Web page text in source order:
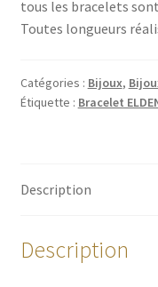
tous les bracelets
Toutes longueurs
Catégories : Bijoux,
Étiquette : Bracelet
Description
Description